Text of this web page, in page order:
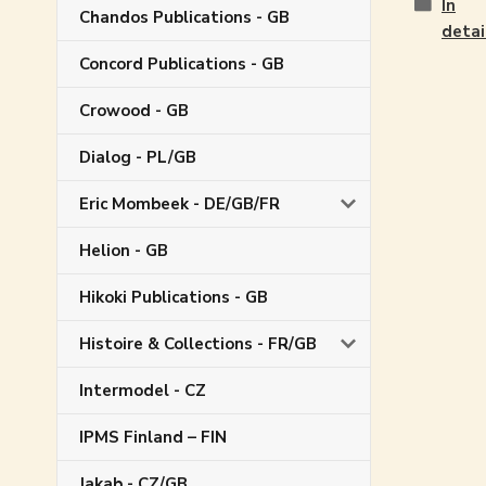
Chandos Publications - GB
Concord Publications - GB
Crowood - GB
Dialog - PL/GB
Eric Mombeek - DE/GB/FR
Helion - GB
Hikoki Publications - GB
Histoire & Collections - FR/GB
Intermodel - CZ
IPMS Finland – FIN
In